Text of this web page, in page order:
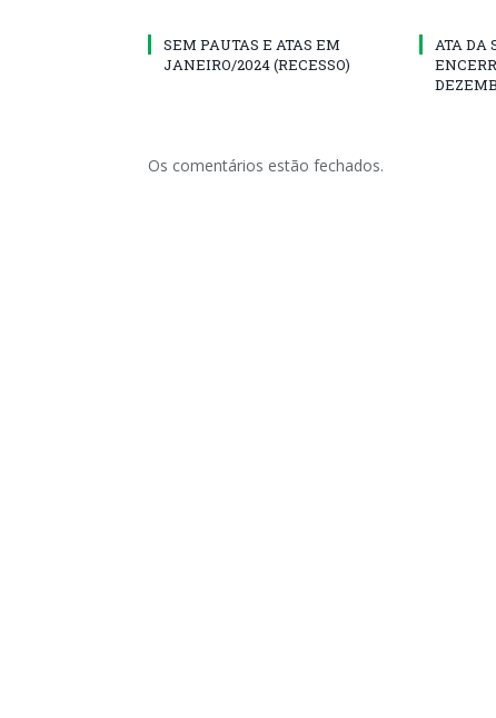
SEM PAUTAS E ATAS EM
JANEIRO/2024 (RECESSO)
ATA DA
Os comentários estão fechados.